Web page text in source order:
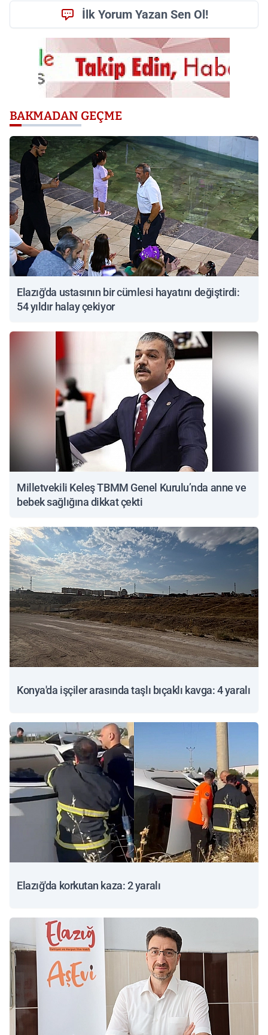
İlk Yorum Yazan Sen Ol!
BAKMADAN GEÇME
Elazığ'da ustasının bir cümlesi hayatını değiştirdi:
54 yıldır halay çekiyor
Milletvekili Keleş TBMM Genel Kurulu’nda anne ve
bebek sağlığına dikkat çekti
Konya'da işçiler arasında taşlı bıçaklı kavga: 4 yaralı
Elazığ'da korkutan kaza: 2 yaralı